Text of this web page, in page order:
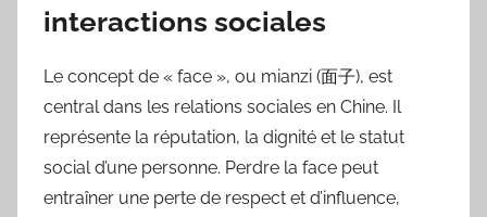
interactions sociales
Le concept de « face », ou mianzi (面子), est
central dans les relations sociales en Chine. Il
représente la réputation, la dignité et le statut
social d’une personne. Perdre la face peut
entraîner une perte de respect et d’influence,